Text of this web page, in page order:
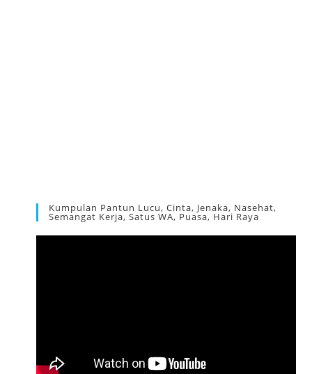
Kumpulan Pantun Lucu, Cinta, Jenaka, Nasehat,
Semangat Kerja, Satus WA, Puasa, Hari Raya